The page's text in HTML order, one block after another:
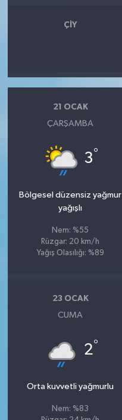
ÇIY
21 OCAK
ÇARŞAMBA
3°
Bölgesel düzensiz yağmur
yağışlı
Nem: %55
Rüzgar: 20 km/h
Yağış Olasılığı: %89
23 OCAK
CUMA
2°
Orta kuvvetli yağmurlu
Nem: %83